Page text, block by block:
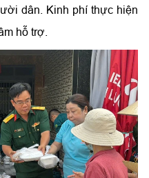
dân. Kinh phí thực hiện
hỗ trợ.